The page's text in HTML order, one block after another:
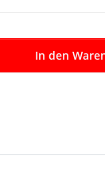
In den